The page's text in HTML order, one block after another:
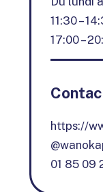
11:30 –
17:00 –
https://
01 85 09